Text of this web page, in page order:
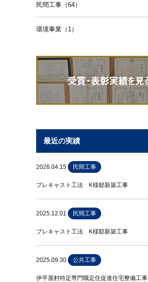
民間工事（64）
環境事業（1）
最近の実績
2026.04.15 民間工事
プレキャスト工法 K様邸新築工事
2025.12.01 民間工事
プレキャスト工法 K様邸新築工事
2025.09.30 公共工事
伊平屋村特定専門職定住促進住宅整備工事